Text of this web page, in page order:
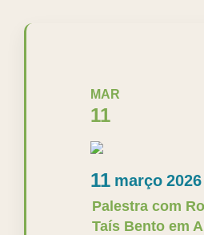
MAR
11
11 março 2026
Palestra com
Taís Bento em